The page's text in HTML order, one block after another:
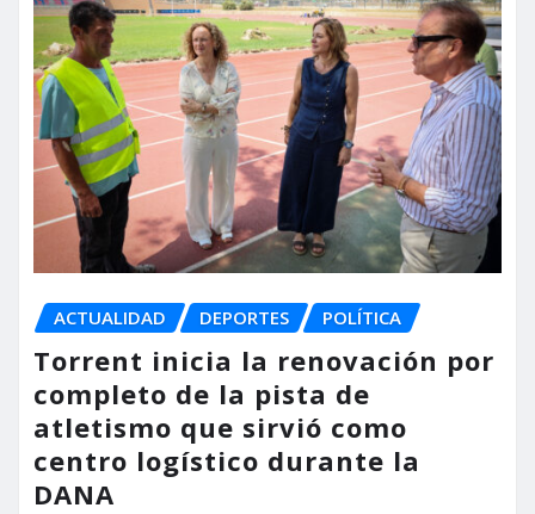
ACTUALIDAD DEPORTES POLÍTICA
Torrent inicia la renovación por
completo de la pista de
atletismo que sirvió como
centro logístico durante la
DANA